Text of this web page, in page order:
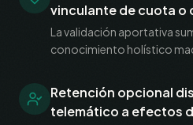
vinculante de cuota o
La validación aportativa
conocimiento holístico
Retención opcional
telemático a efectos